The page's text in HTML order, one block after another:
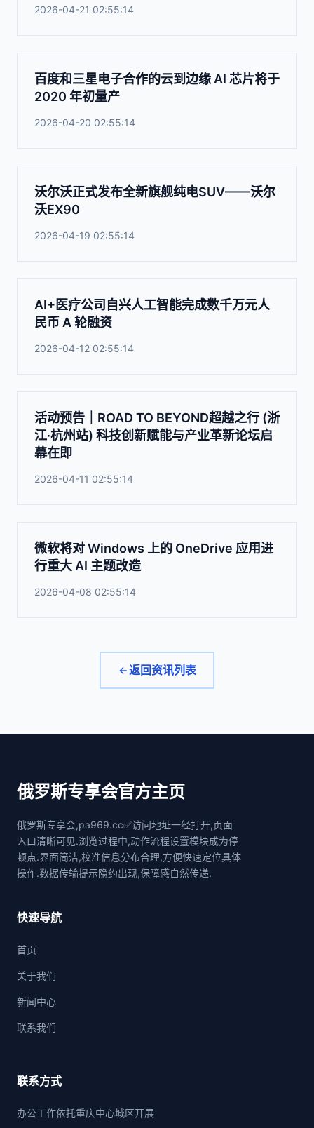
2026-04-21 02:55:14
百度和三星电子合作的云到边缘 AI 芯片将于
2020 年初量产
2026-04-20 02:55:14
沃尔沃正式发布全新旗舰纯电SUV——沃尔
沃EX90
2026-04-19 02:55:14
AI+医疗公司自兴人工智能完成数千万元人
民币 A 轮融资
2026-04-12 02:55:14
活动预告｜ROAD TO BEYOND超越之行 (浙
江·杭州站) 科技创新赋能与产业革新论坛启
幕在即
2026-04-11 02:55:14
微软将对 Windows 上的 OneDrive 应用进
行重大 AI 主题改造
2026-04-08 02:55:14
返回资讯列表
俄罗斯专享会官方主页
俄罗斯专享会,pa969.cc✅访问地址一经打开,页面
入口清晰可见.浏览过程中,动作流程设置模块成为停
顿点.界面简洁,校准信息分布合理,方便快速定位具体
操作.数据传输提示隐约出现,保障感自然传递.
快速导航
首页
关于我们
新闻中心
联系我们
联系方式
办公工作依托重庆中心城区开展